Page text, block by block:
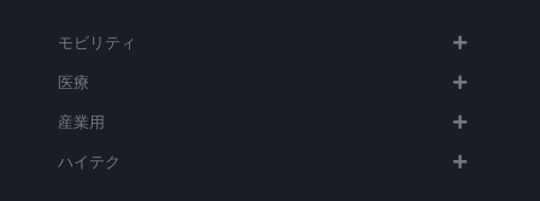
モビリティ
医療
産業用
ハイテク​